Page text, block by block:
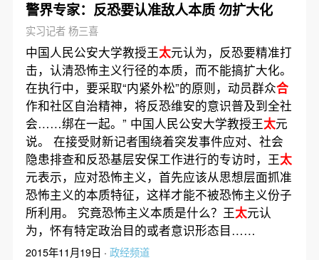
警界专家：反恐要认准敌人本质 勿扩大化
实习记者 杨三喜
中国人民公安大学教授王太元认为，反恐要精准打
击，认清恐怖主义行径的本质，而不能搞扩大化。
在执行中，要采取“内紧外松”的原则，动员群众合
作和社区自治精神，将反恐维安的意识普及到全社
会……绑在一起。” 中国人民公安大学教授王太元
说。 在接受财新记者围绕着突发事件应对、社会
隐患排查和反恐基层安保工作进行的专访时，王太
元表示，应对恐怖主义，首先应该从思想层面抓准
恐怖主义的本质特征，这样才能不被恐怖主义份子
所利用。 究竟恐怖主义本质是什么？王太元认
为，怀有特定政治目的或者意识形态目……
2015年11月19日 · 政经频道